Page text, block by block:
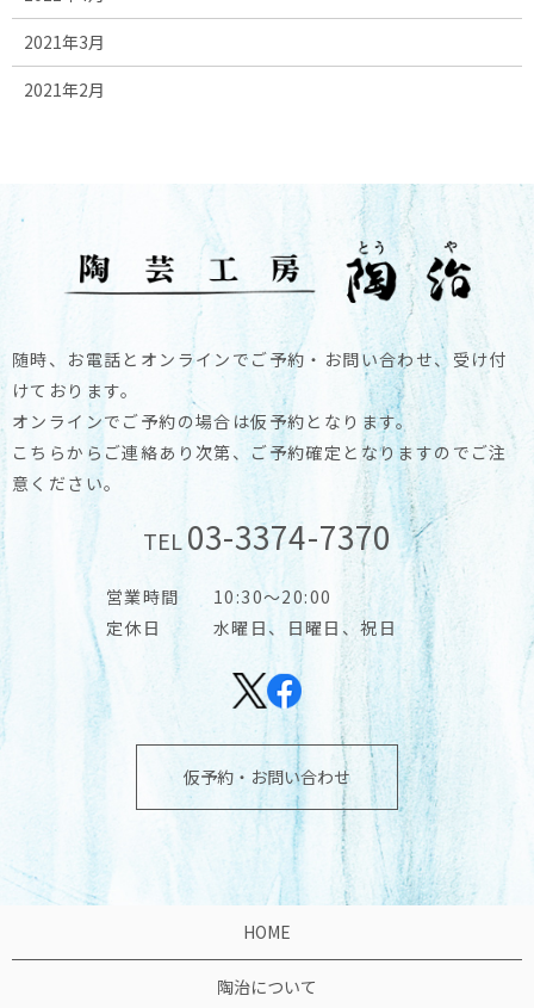
2021年3月
2021年2月
随時、お電話とオンラインでご予約・お問い合わせ、受け付
けております。
オンラインでご予約の場合は仮予約となります。
こちらからご連絡あり次第、ご予約確定となりますのでご注
意ください。
TEL03-3374-7370
営業時間
10:30～20:00
定休日
水曜日、日曜日、祝日
仮予約・お問い合わせ
HOME
陶治について